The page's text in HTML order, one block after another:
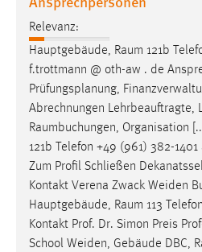
Relevanz:
Hauptgebäude, Raum 121b
f.trottmann @ oth-aw . de
Prüfungsplanung,
Abrechnungen Lehrbeauftragte,
Raumbuchungen, Organisation
121b Telefon +49 (961) 382-
Zum Profil Schließen
Kontakt Verena Zwack Weiden
Hauptgebäude, Raum 113
Kontakt Prof. Dr. Simon Preis
School Weiden, Gebäude DBC,